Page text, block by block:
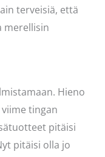
terveisiä, että
merellisin
Hieno
tingan
pitäisi
pitäisi olla jo